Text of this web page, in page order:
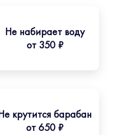
Не набирает воду
от 350 ₽
крутится барабан
от 650 ₽